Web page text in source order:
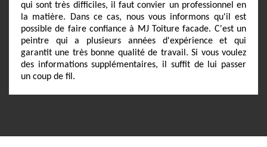
qui sont très difficiles, il faut convier un professionnel en
la matière. Dans ce cas, nous vous informons qu'il est
possible de faire confiance à MJ Toiture facade. C'est un
peintre qui a plusieurs années d'expérience et qui
garantit une très bonne qualité de travail. Si vous voulez
des informations supplémentaires, il suffit de lui passer
un coup de fil.